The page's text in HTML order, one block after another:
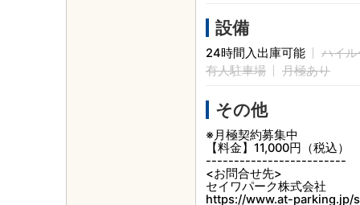
設備
24時間入出庫可能
ハイ
有人駐車場
月極あり
その他
※月極契約募集中
【料金】11,000円（税込）
-------------------------
<お問合せ先>
セイワパーク株式会社
https://www.at-parking.jp/